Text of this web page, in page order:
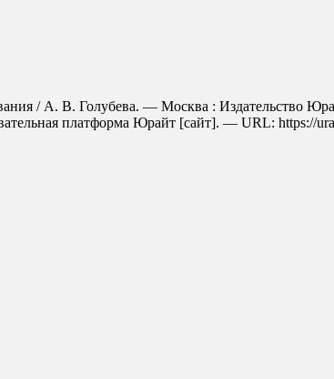
/ А. В. Голубева. — Москва : Издательство
платформа Юрайт [сайт]. — URL: https://